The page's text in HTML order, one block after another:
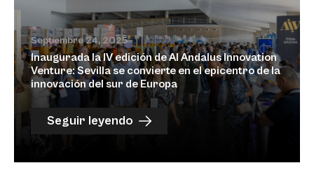
Septiembre 24, 2025
Inaugurada la IV edición de Al Andalus Innovation
Venture: Sevilla se convierte en el epicentro de la
innovación del sur de Europa
Seguir leyendo